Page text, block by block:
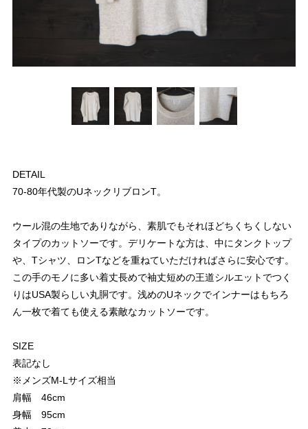
DETAIL
70-80年代製のUネックリブロンT。
ウール混の生地でありながら、素肌でもそれほどちくちくしない
タイプのカットソーです。デリケートな方は、中にタンクトップ
や、Tシャツ、ロンTなどを重ねていただければさらに安心です。
この手のモノに多い着丈長めで袖丈短めの王道シルエットでつく
りはUSA製らしい丸胴です。浅めのUネックでインナーはもちろ
ん一枚で着ても使える素敵なカットソーです。
SIZE
表記なし
※メンズM-Lサイズ相当
肩幅 46cm
身幅 95cm